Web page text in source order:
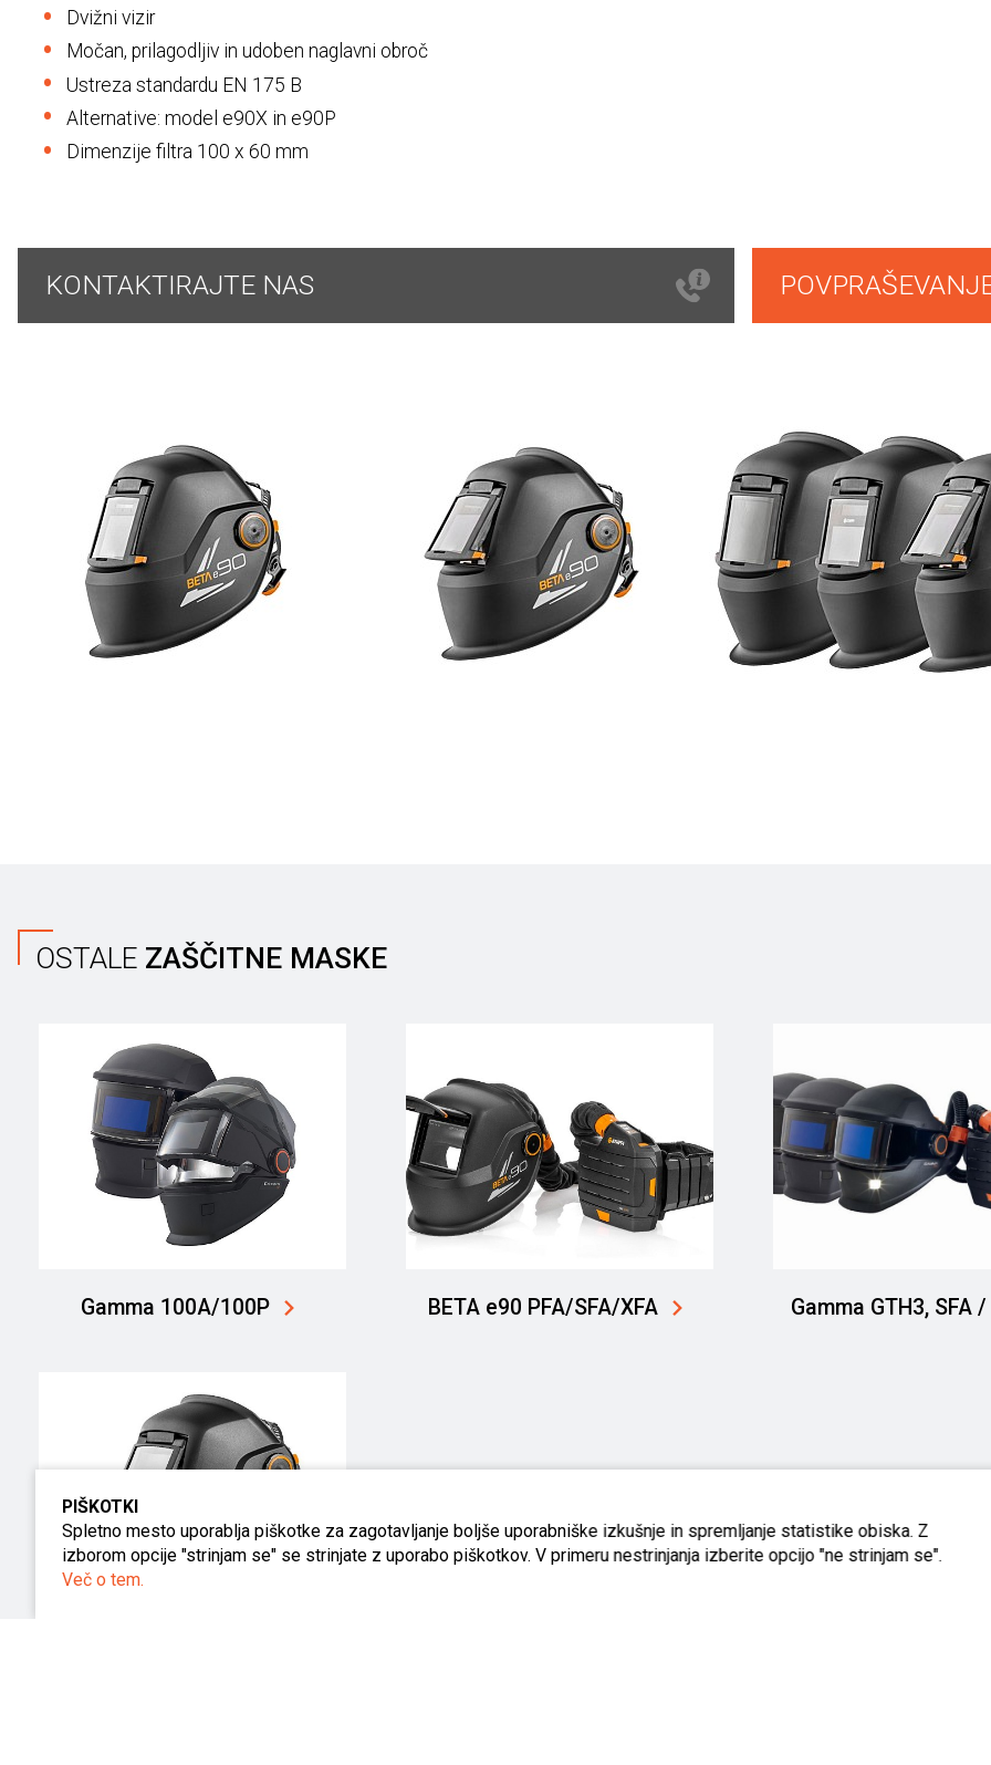
Dvižni vizir
Močan, prilagodljiv in udoben naglavni obroč
Ustreza standardu EN 175 B
Alternative: model e90X in e90P
Dimenzije filtra 100 x 60 mm
KONTAKTIRAJTE NAS
OSTALE ZAŠČITNE MASKE
Gamma 100A/100P BETA e90 PFA/SFA/XFA Gamma GTH3, SFA /
PIŠKOTKI
Spletno mesto uporablja piškotke za zagotavljanje boljše uporabniške izkušnje in spremljanje statistike obiska. Z
izborom opcije "strinjam se" se strinjate z uporabo piškotkov. V primeru nestrinjanja izberite opcijo "ne strinjam se".
Več o tem.